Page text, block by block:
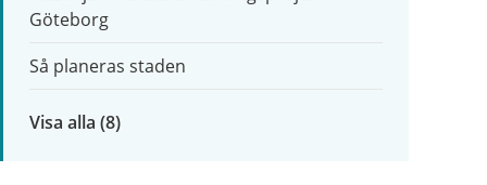
Göteborg
Så planeras staden
Visa alla inom
(8)